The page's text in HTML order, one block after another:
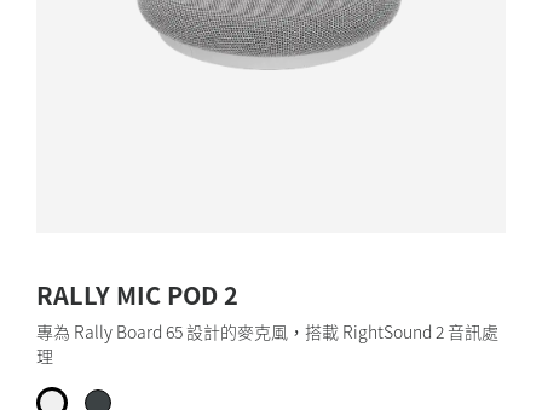
RALLY MIC POD 2
專為 Rally Board 65 設計的麥克風，搭載 RightSound 2 音訊處
理